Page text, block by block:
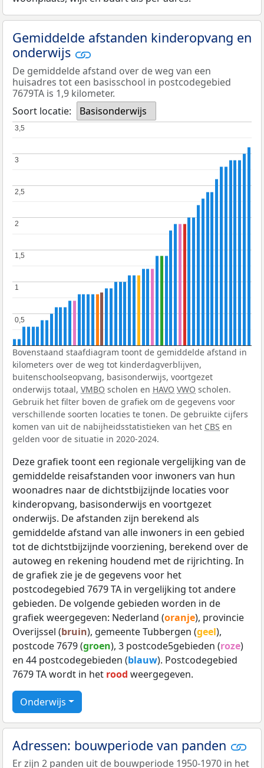
Gemiddelde afstanden kinderopvang en
onderwijs
De gemiddelde afstand over de weg van een
huisadres tot een basisschool in postcodegebied
7679TA is 1,9 kilometer.
Soort locatie:
Basisonderwijs
0,5
0,5
1
1
1,5
1,5
2
2
2,5
2,5
3
3
3,5
3,5
Bovenstaand staafdiagram toont de gemiddelde afstand in
kilometers over de weg tot kinderdagverblijven,
buitenschoolseopvang, basisonderwijs, voortgezet
onderwijs totaal, VMBO scholen en HAVO VWO scholen.
Gebruik het filter boven de grafiek om de gegevens voor
verschillende soorten locaties te tonen. De gebruikte cijfers
komen van uit de nabijheidsstatistieken van het CBS en
gelden voor de situatie in 2020-2024.
Deze grafiek toont een regionale vergelijking van de
gemiddelde reisafstanden voor inwoners van hun
woonadres naar de dichtstbijzijnde locaties voor
kinderopvang, basisonderwijs en voortgezet
onderwijs. De afstanden zijn berekend als
gemiddelde afstand van alle inwoners in een gebied
tot de dichtstbijzijnde voorziening, berekend over de
autoweg en rekening houdend met de rijrichting. In
de grafiek zie je de gegevens voor het
postcodegebied 7679 TA in vergelijking tot andere
gebieden. De volgende gebieden worden in de
grafiek weergegeven: Nederland (oranje), provincie
Overijssel (bruin), gemeente Tubbergen (geel),
postcode 7679 (groen), 3 postcode5gebieden (roze)
en 44 postcodegebieden (blauw). Postcodegebied
7679 TA wordt in het rood weergegeven.
Onderwijs
Adressen: bouwperiode van panden
Er zijn 2 panden uit de bouwperiode 1950-1970 in het